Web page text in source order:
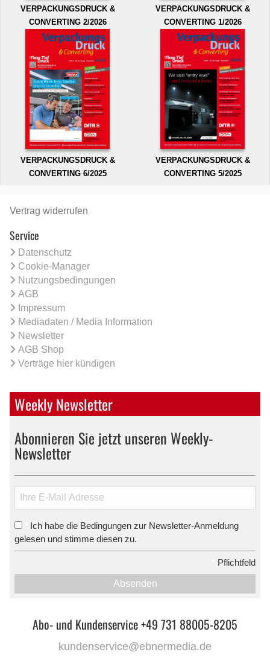
VERPACKUNGSDRUCK &
CONVERTING 2/2026
VERPACKUNGSDRUCK &
CONVERTING 1/2026
VERPACKUNGSDRUCK &
CONVERTING 6/2025
VERPACKUNGSDRUCK &
CONVERTING 5/2025
Vertrag widerrufen
Service
Datenschutz
Cookie-Manager
Nutzungsbedingungen
AGB
Impressum
Mediadaten / Media Information
Newsletter
AGB Shop
Verträge hier kündigen
Weekly Newsletter
Abonnieren Sie jetzt unseren Weekly-
Newsletter
Ich habe die Bedingungen zur Newsletter-Anmeldung
gelesen und stimme diesen zu.
Pflichtfeld
Absenden
Abo- und Kundenservice +49 731 88005-8205
kundenservice@ebnermedia.de